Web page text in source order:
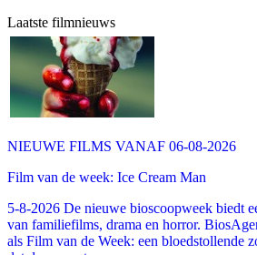
Laatste filmnieuws
NIEUWE FILMS VANAF 06-08-2026
Film van de week: Ice Cream Man
5-8-2026 De nieuwe bioscoopweek biedt
van familiefilms, drama en horror.
als Film van de Week: een bloedstollende